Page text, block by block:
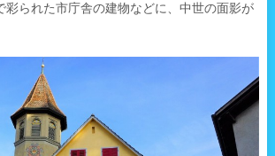
彩られた市庁舎の建物などに、中世の面影が